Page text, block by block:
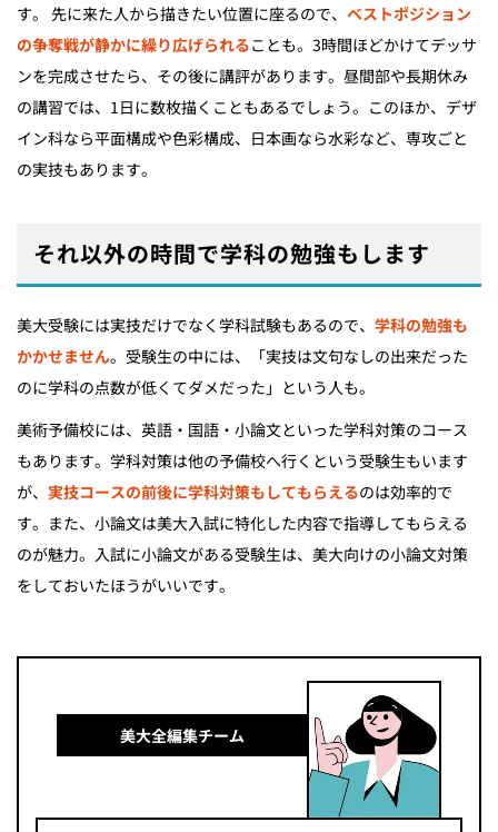
す。 先に来た人から描きたい位置に座るので、 ベストポジション
の争奪戦が静かに繰り広げられることも。3時間ほどかけてデッサ
ンを完成させたら、その後に講評があります。昼間部や長期休み
の講習では、1日に数枚描くこともあるでしょう。このほか、デザ
イン科なら平面構成や色彩構成、日本画なら水彩など、専攻ごと
の実技もあります。
それ以外の時間で学科の勉強もします
美大受験には実技だけでなく学科試験もあるので、 学科の勉強も
かかせません。受験生の中には、「実技は文句なしの出来だった
のに学科の点数が低くてダメだった」という人も。
美術予備校には、英語・国語・小論文といった学科対策のコース
もあります。学科対策は他の予備校へ行くという受験生もいます
が、 実技コースの前後に学科対策もしてもらえるのは効率的で
す。また、小論文は美大入試に特化した内容で指導してもらえる
のが魅力。入試に小論文がある受験生は、美大向けの小論文対策
をしておいたほうがいいです。
美大全編集チーム